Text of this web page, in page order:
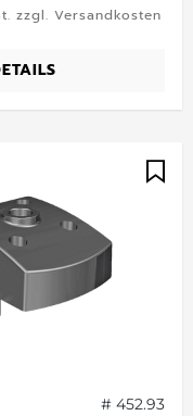
zzgl. Versandkosten
# 452.93